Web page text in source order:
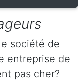
société de
entreprise de
pas cher?